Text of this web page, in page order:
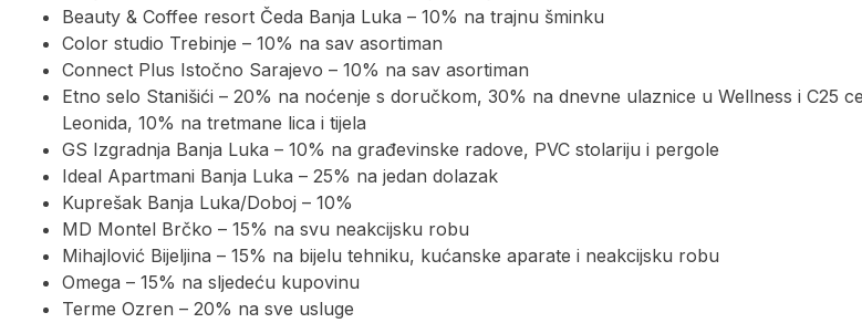
Beauty & Coffee resort Čeda Banja Luka – 10% na trajnu šminku
Color studio Trebinje – 10% na sav asortiman
Connect Plus Istočno Sarajevo – 10% na sav asortiman
Etno selo Stanišići – 20% na noćenje s doručkom, 30% na dnevne ulaznice u Wellness i C25
Leonida, 10% na tretmane lica i tijela
GS Izgradnja Banja Luka – 10% na građevinske radove, PVC stolariju i pergole
Ideal Apartmani Banja Luka – 25% na jedan dolazak
Kuprešak Banja Luka/Doboj – 10%
MD Montel Brčko – 15% na svu neakcijsku robu
Mihajlović Bijeljina – 15% na bijelu tehniku, kućanske aparate i neakcijsku robu
Omega – 15% na sljedeću kupovinu
Terme Ozren – 20% na sve usluge